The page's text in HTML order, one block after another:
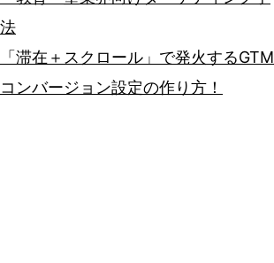
法
「滞在＋スクロール」で発火するGTM
コンバージョン設定の作り方！